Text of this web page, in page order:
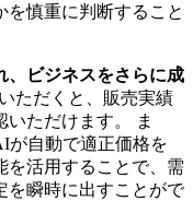
慎重に判断すること
、ビジネスをさらに成
ただくと、販売実績
いただけます。 ま
が自動で適正価格を
を活用することで、需
を瞬時に出すことがで